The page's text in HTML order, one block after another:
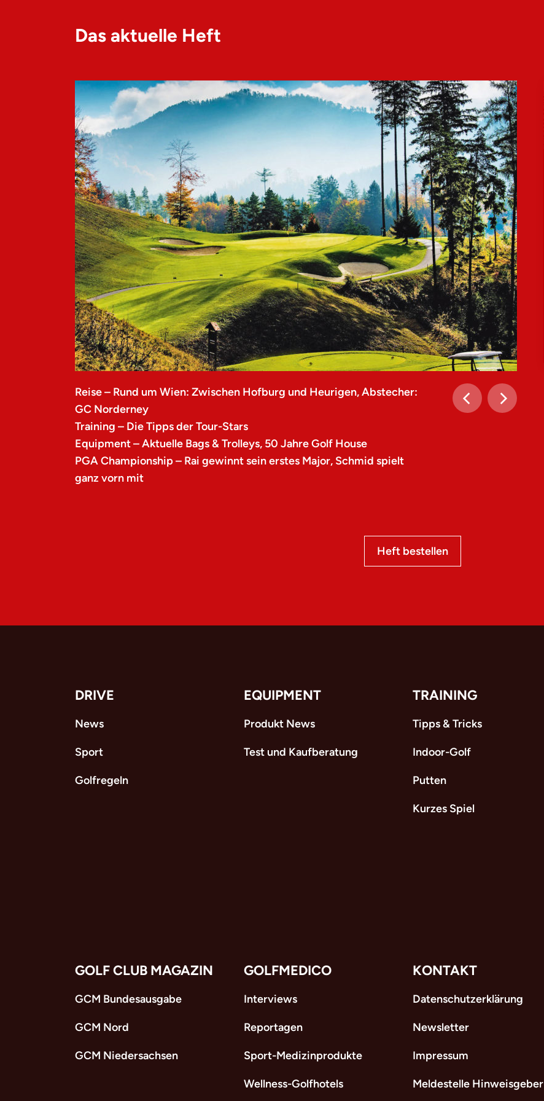
Das aktuelle Heft
Reise – Rund um Wien: Zwischen Hofburg und Heurigen, Abstecher:
GC Norderney
Training – Die Tipps der Tour-Stars
Equipment – Aktuelle Bags & Trolleys, 50 Jahre Golf House
PGA Championship – Rai gewinnt sein erstes Major, Schmid spielt
ganz vorn mit
Heft bestellen
DRIVE
News
Sport
Golfregeln
EQUIPMENT
Produkt News
Test und Kaufberatung
TRAINING
Tipps & Tricks
Indoor-Golf
Putten
Kurzes Spiel
GOLF CLUB MAGAZIN
GCM Bundesausgabe
GCM Nord
GCM Niedersachsen
GOLFMEDICO
Interviews
Reportagen
Sport-Medizinprodukte
Wellness-Golfhotels
KONTAKT
Datenschutzerklärung
Newsletter
Impressum
Meldestelle Hinweisgeber